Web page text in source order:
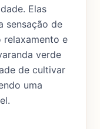
Elas
sensação de
e
verde
de cultivar
uma